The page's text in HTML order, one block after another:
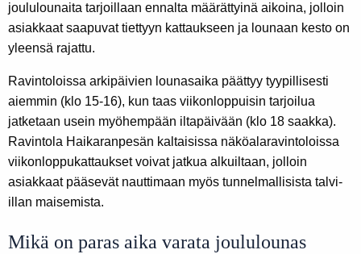
joululounaita tarjoillaan ennalta määrättyinä aikoina, jolloin
asiakkaat saapuvat tiettyyn kattaukseen ja lounaan kesto on
yleensä rajattu.
Ravintoloissa arkipäivien lounasaika päättyy tyypillisesti
aiemmin (klo 15-16), kun taas viikonloppuisin tarjoilua
jatketaan usein myöhempään iltapäivään (klo 18 saakka).
Ravintola Haikaranpesän kaltaisissa näköalaravintoloissa
viikonloppukattaukset voivat jatkua alkuiltaan, jolloin
asiakkaat pääsevät nauttimaan myös tunnelmallisista talvi-
illan maisemista.
Mikä on paras aika varata joululounas